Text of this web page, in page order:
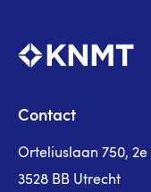
Contact
Orteliuslaan 750,
3528 BB Utrecht